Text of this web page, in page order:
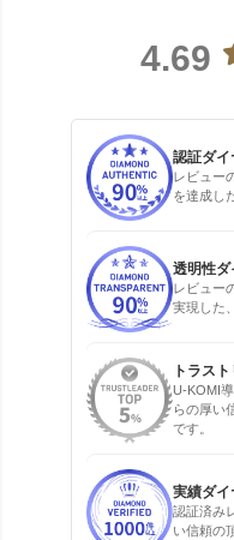
4.69
認証ダイ
レビュー
を達成し
透明性ダ
レビュー
実現した
トラス
U-KOMI
らの厚い
です。
実績ダイ
認証済み
い信頼の